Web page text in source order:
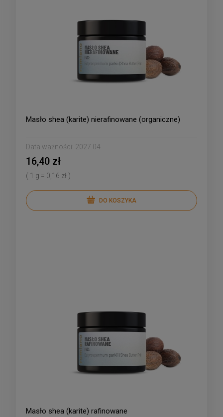
Masło shea (karite) nierafinowane (organiczne)
Data ważności: 2027.04
16,40 zł
( 1 g = 0,16 zł )
DO KOSZYKA
Masło shea (karite) rafinowane